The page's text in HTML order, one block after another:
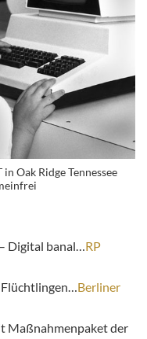
Oak Ridge Tennessee
Digital banal…RP
Flüchtlingen…Berliner
Maßnahmenpaket der